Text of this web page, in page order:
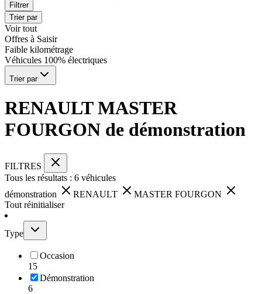
Filtrer
Trier par
Voir tout
Offres à Saisir
Faible kilométrage
Véhicules 100% électriques
Trier par
RENAULT MASTER
FOURGON de démonstration
FILTRES
Tous les résultats : 6 véhicules
démonstration
RENAULT
MASTER FOURGON
Tout réinitialiser
Type
Occasion
15
Démonstration
6